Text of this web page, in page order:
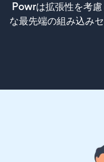
Powrは拡張性を考
な最先端の組み込み